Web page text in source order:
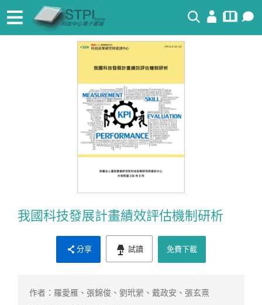
搜尋
我國科技發展計畫績效評估機制研析
分享 試讀 免費下載
作者：羅愛雁、張錦俊、劉玳縈、戴政安、張玄熹